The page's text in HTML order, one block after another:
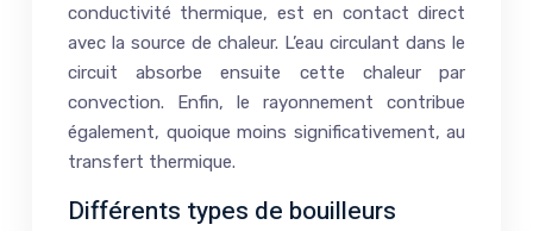
conductivité thermique, est en contact direct
avec la source de chaleur. L’eau circulant dans le
circuit absorbe ensuite cette chaleur par
convection. Enfin, le rayonnement contribue
également, quoique moins significativement, au
transfert thermique.
Différents types de bouilleurs